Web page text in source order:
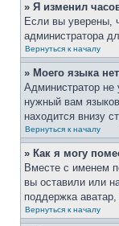
» Я изменил
Если вы уверены,
администратора
Вернуться к началу
» Моего языка
Администратор не
нужный вам
находится внизу
Вернуться к началу
» Как я могу
Вместе с именем
вы оставили или
поддержка
Вернуться к началу